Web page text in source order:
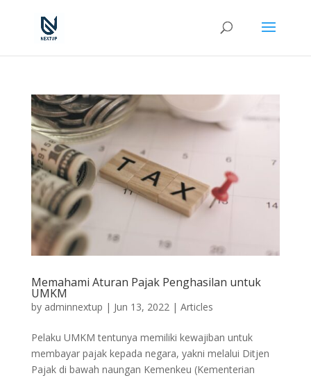
Memahami Aturan Pajak Penghasilan untuk
UMKM
by adminnextup | Jun 13, 2022| Articles
Pelaku UMKM tentunya memiliki kewajiban untuk
membayar pajak kepada negara, yakni melalui Ditjen
Pajak di bawah naungan Kemenkeu (Kementerian